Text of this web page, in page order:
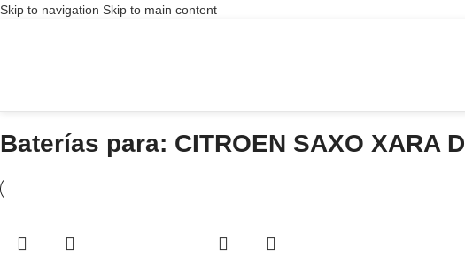
Skip to navigation Skip to main content
Baterías para: CITROEN SAXO XARA D